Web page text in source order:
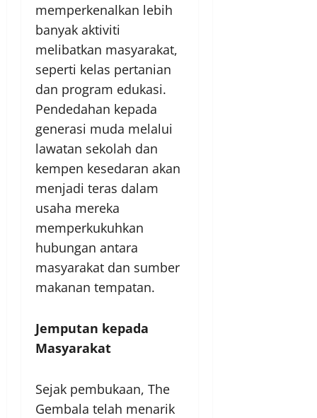
memperkenalkan lebih
banyak aktiviti
melibatkan masyarakat,
seperti kelas pertanian
dan program edukasi.
Pendedahan kepada
generasi muda melalui
lawatan sekolah dan
kempen kesedaran akan
menjadi teras dalam
usaha mereka
memperkukuhkan
hubungan antara
masyarakat dan sumber
makanan tempatan.
Jemputan kepada
Masyarakat
Sejak pembukaan, The
Gembala telah menarik